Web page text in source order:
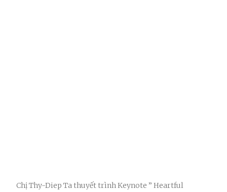
Chị Thy-Diep Ta thuyết trình Keynote ” Heartful